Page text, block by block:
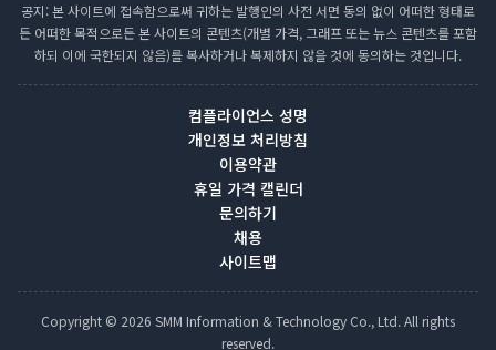
공지: 본 사이트에 접속함으로써 귀하는 발행인의 사전 서면 동의 없이 어떠한 형태로
든 어떠한 목적으로든 본 사이트의 콘텐츠(개별 가격, 그래프 또는 뉴스 콘텐츠를 포함
하되 이에 국한되지 않음)를 복사하거나 복제하지 않을 것에 동의하는 것입니다.
컴플라이언스 성명
개인정보 처리방침
이용약관
휴일 가격 캘린더
문의하기
채용
사이트맵
Copyright © 2026 SMM Information & Technology Co., Ltd. All rights
reserved.